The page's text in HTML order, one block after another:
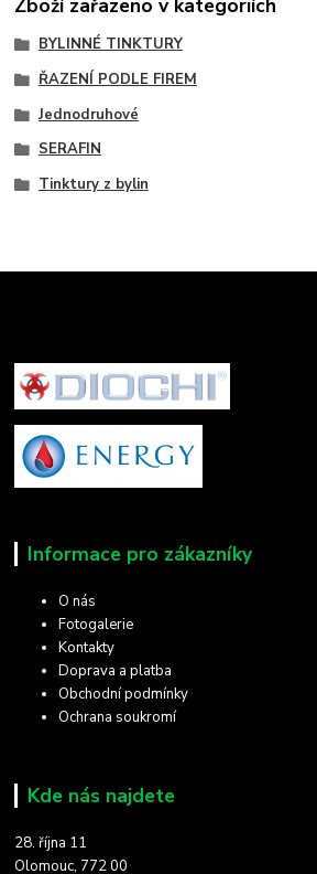
Zboží zařazeno v kategoriích
BYLINNÉ TINKTURY
ŘAZENÍ PODLE FIREM
Jednodruhové
SERAFIN
Tinktury z bylin
Informace pro zákazníky
O nás
Fotogalerie
Kontakty
Doprava a platba
Obchodní podmínky
Ochrana soukromí
Kde nás najdete
28. října 11
Olomouc, 772 00